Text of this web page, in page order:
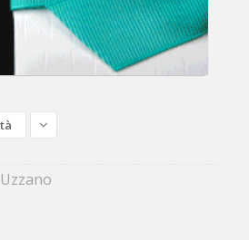
Uzzano